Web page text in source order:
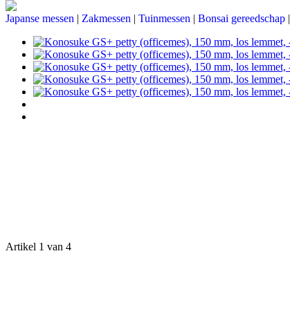
Japanse messen | Zakmessen | Tuinmessen | Bonsai gereedschap |
Artikel 1 van 4